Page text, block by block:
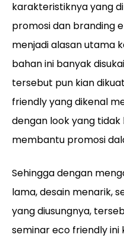
karakteristiknya yang
promosi dan branding
menjadi alasan utama
bahan ini banyak
tersebut pun kian
friendly yang dikenal
dengan look yang
membantu promosi
Sehingga dengan
lama, desain menarik,
yang diusungnya,
seminar eco friendly